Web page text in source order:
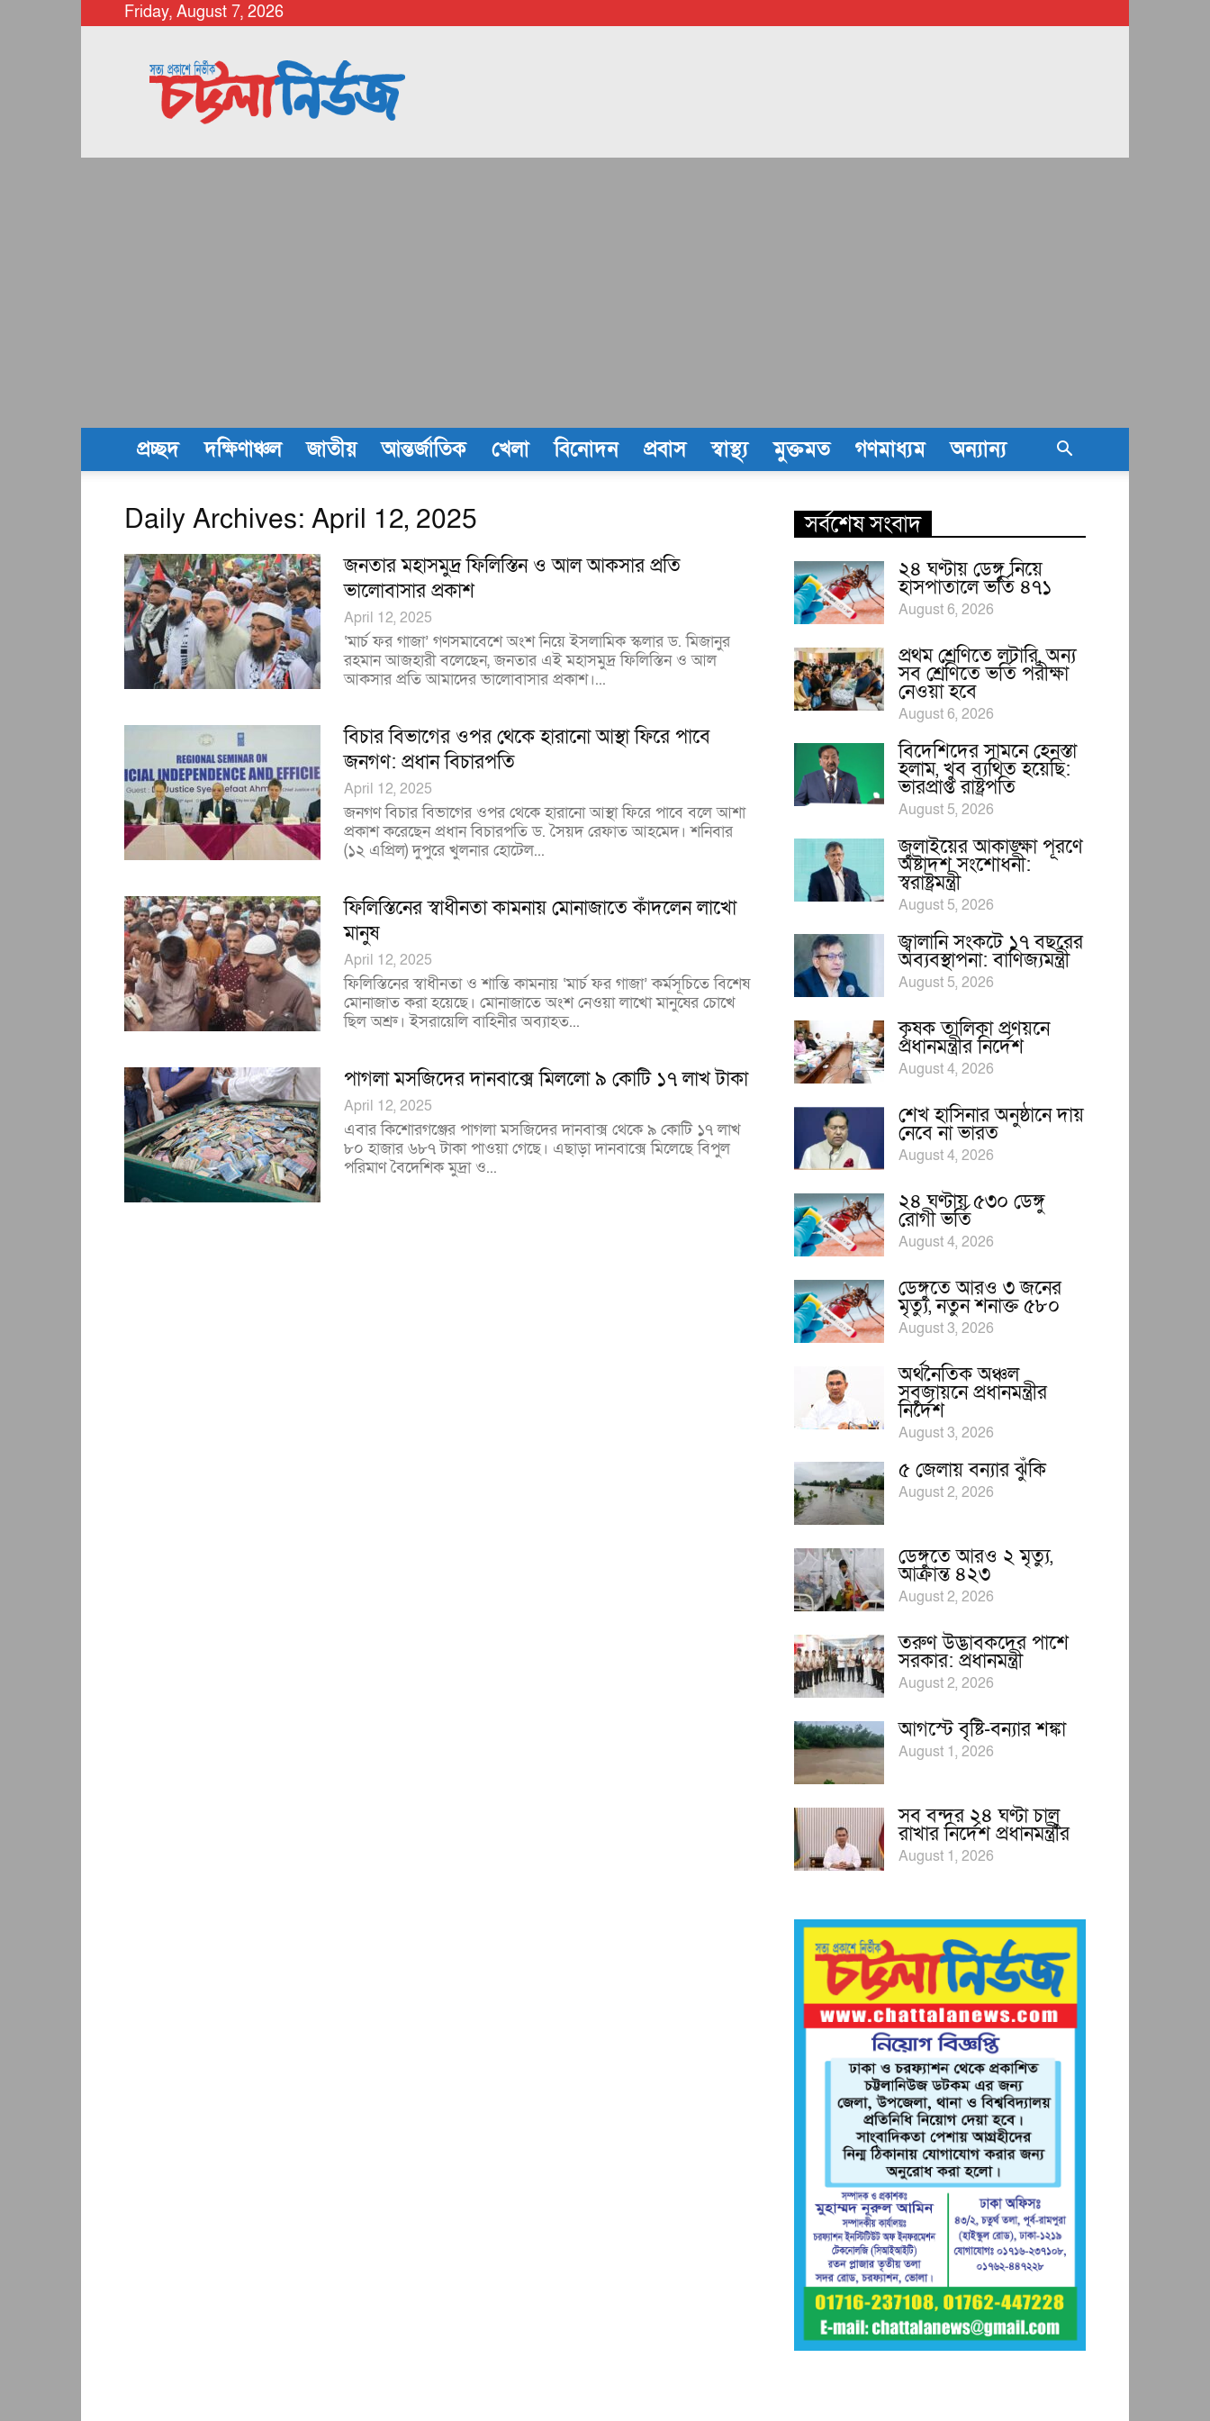
Friday, August 7, 2026
chattalanews
প্রচ্ছদ দক্ষিণাঞ্চল জাতীয় আন্তর্জাতিক খেলা বিনোদন প্রবাস স্বাস্থ্য মুক্তমত গণমাধ্যম অন্যান্য
Daily Archives: April 12, 2025
জনতার মহাসমুদ্র ফিলিস্তিন ও আল আকসার প্রতি
ভালোবাসার প্রকাশ
April 12, 2025
‘মার্চ ফর গাজা’ গণসমাবেশে অংশ নিয়ে ইসলামিক স্কলার ড. মিজানুর
রহমান আজহারী বলেছেন, জনতার এই মহাসমুদ্র ফিলিস্তিন ও আল
আকসার প্রতি আমাদের ভালোবাসার প্রকাশ।...
বিচার বিভাগের ওপর থেকে হারানো আস্থা ফিরে পাবে
জনগণ: প্রধান বিচারপতি
April 12, 2025
জনগণ বিচার বিভাগের ওপর থেকে হারানো আস্থা ফিরে পাবে বলে আশা
প্রকাশ করেছেন প্রধান বিচারপতি ড. সৈয়দ রেফাত আহমেদ। শনিবার
(১২ এপ্রিল) দুপুরে খুলনার হোটেল...
ফিলিস্তিনের স্বাধীনতা কামনায় মোনাজাতে কাঁদলেন লাখো
মানুষ
April 12, 2025
ফিলিস্তিনের স্বাধীনতা ও শান্তি কামনায় ‘মার্চ ফর গাজা’ কর্মসূচিতে বিশেষ
মোনাজাত করা হয়েছে। মোনাজাতে অংশ নেওয়া লাখো মানুষের চোখে
ছিল অশ্রু। ইসরায়েলি বাহিনীর অব্যাহত...
পাগলা মসজিদের দানবাক্সে মিললো ৯ কোটি ১৭ লাখ টাকা
April 12, 2025
এবার কিশোরগঞ্জের পাগলা মসজিদের দানবাক্স থেকে ৯ কোটি ১৭ লাখ
৮০ হাজার ৬৮৭ টাকা পাওয়া গেছে। এছাড়া দানবাক্সে মিলেছে বিপুল
পরিমাণ বৈদেশিক মুদ্রা ও...
সর্বশেষ সংবাদ
২৪ ঘণ্টায় ডেঙ্গু নিয়ে
হাসপাতালে ভর্তি ৪৭১
August 6, 2026
প্রথম শ্রেণিতে লটারি, অন্য
সব শ্রেণিতে ভর্তি পরীক্ষা
নেওয়া হবে
August 6, 2026
বিদেশিদের সামনে হেনস্তা
হলাম, খুব ব্যথিত হয়েছি:
ভারপ্রাপ্ত রাষ্ট্রপতি
August 5, 2026
জুলাইয়ের আকাঙ্ক্ষা পূরণে
অষ্টাদশ সংশোধনী:
স্বরাষ্ট্রমন্ত্রী
August 5, 2026
জ্বালানি সংকটে ১৭ বছরের
অব্যবস্থাপনা: বাণিজ্যমন্ত্রী
August 5, 2026
কৃষক তালিকা প্রণয়নে
প্রধানমন্ত্রীর নির্দেশ
August 4, 2026
শেখ হাসিনার অনুষ্ঠানে দায়
নেবে না ভারত
August 4, 2026
২৪ ঘণ্টায় ৫৩০ ডেঙ্গু
রোগী ভর্তি
August 4, 2026
ডেঙ্গুতে আরও ৩ জনের
মৃত্যু, নতুন শনাক্ত ৫৮০
August 3, 2026
অর্থনৈতিক অঞ্চল
সবুজায়নে প্রধানমন্ত্রীর
নির্দেশ
August 3, 2026
৫ জেলায় বন্যার ঝুঁকি
August 2, 2026
ডেঙ্গুতে আরও ২ মৃত্যু,
আক্রান্ত ৪২৩
August 2, 2026
তরুণ উদ্ভাবকদের পাশে
সরকার: প্রধানমন্ত্রী
August 2, 2026
আগস্টে বৃষ্টি-বন্যার শঙ্কা
August 1, 2026
সব বন্দর ২৪ ঘণ্টা চালু
রাখার নির্দেশ প্রধানমন্ত্রীর
August 1, 2026